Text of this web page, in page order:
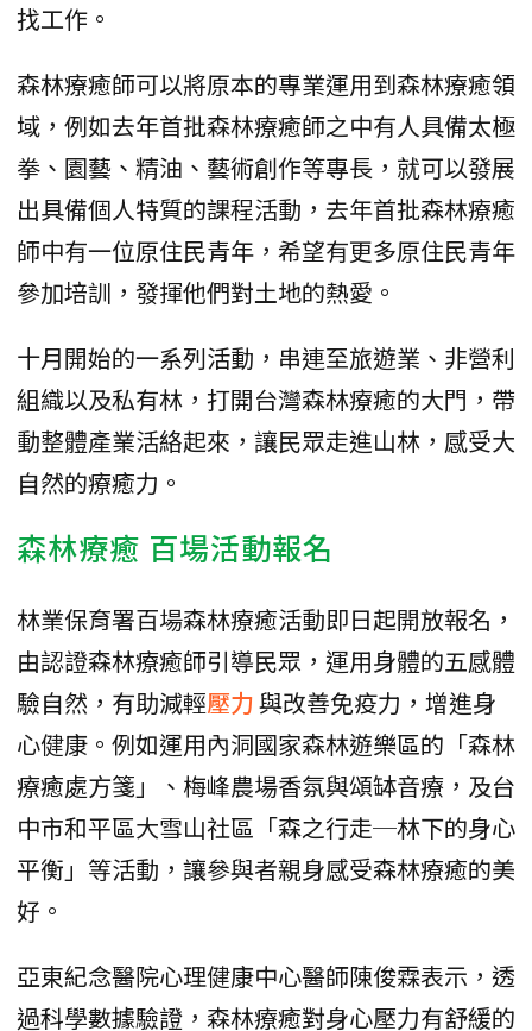
找工作。
森林療癒師可以將原本的專業運用到森林療癒領
域，例如去年首批森林療癒師之中有人具備太極
拳、園藝、精油、藝術創作等專長，就可以發展
出具備個人特質的課程活動，去年首批森林療癒
師中有一位原住民青年，希望有更多原住民青年
參加培訓，發揮他們對土地的熱愛。
十月開始的一系列活動，串連至旅遊業、非營利
組織以及私有林，打開台灣森林療癒的大門，帶
動整體產業活絡起來，讓民眾走進山林，感受大
自然的療癒力。
森林療癒 百場活動報名
林業保育署百場森林療癒活動即日起開放報名，
由認證森林療癒師引導民眾，運用身體的五感體
驗自然，有助減輕壓力與改善免疫力，增進身
心健康。例如運用內洞國家森林遊樂區的「森林
療癒處方箋」、梅峰農場香氛與頌缽音療，及台
中市和平區大雪山社區「森之行走─林下的身心
平衡」等活動，讓參與者親身感受森林療癒的美
好。
亞東紀念醫院心理健康中心醫師陳俊霖表示，透
過科學數據驗證，森林療癒對身心壓力有舒緩的